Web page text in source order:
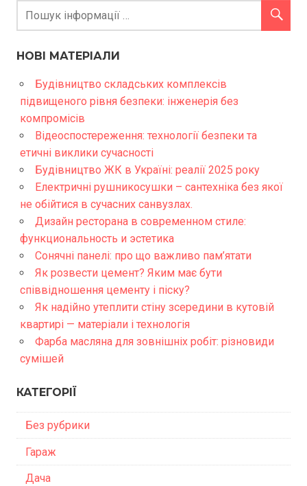
НОВІ МАТЕРІАЛИ
Будівництво складських комплексів
підвищеного рівня безпеки: інженерія без
компромісів
Відеоспостереження: технології безпеки та
етичні виклики сучасності
Будівництво ЖК в Україні: реалії 2025 року
Електричні рушникосушки – сантехніка без якої
не обійтися в сучасних санвузлах.
Дизайн ресторана в современном стиле:
функциональность и эстетика
Сонячні панелі: про що важливо пам’ятати
Як розвести цемент? Яким має бути
співвідношення цементу і піску?
Як надійно утеплити стіну зсередини в кутовій
квартирі — матеріали і технологія
Фарба масляна для зовнішніх робіт: різновиди
сумішей
КАТЕГОРІЇ
Без рубрики
Гараж
Дача